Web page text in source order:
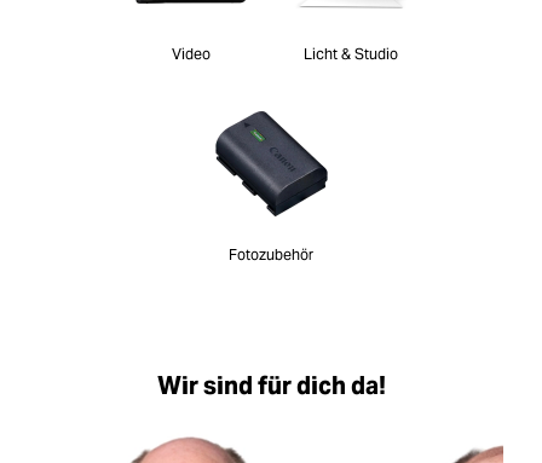
Video Licht & Studio
Fotozubehör
Wir sind für dich da!